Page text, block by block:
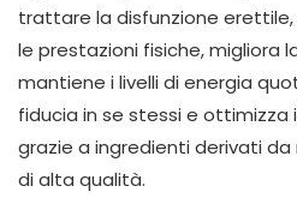
trattare la disfunzione
le prestazioni fisiche, migliora
mantiene i livelli di energia
fiducia in se stessi e ottimizza
grazie a ingredienti derivati
di alta qualità.